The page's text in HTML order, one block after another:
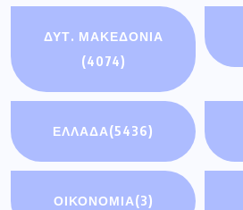
ΔΥΤ. ΜΑΚΕΔΟΝΙΑ
(4074)
ΕΛΛΑΔΑ(5436)
ΟΙΚΟΝΟΜΊΑ(3)